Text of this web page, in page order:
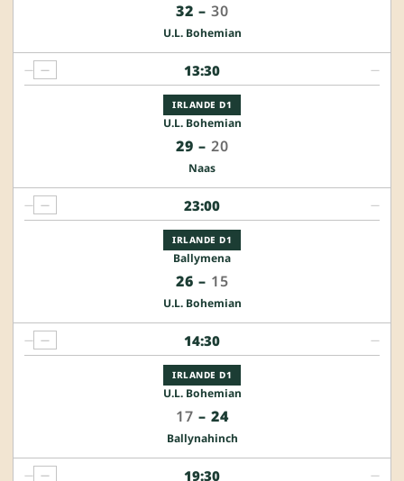
32 – 30
U.L. Bohemian
13:30
IRLANDE D1
U.L. Bohemian
29 – 20
Naas
— — —
23:00
IRLANDE D1
Ballymena
26 – 15
U.L. Bohemian
— — —
14:30
IRLANDE D1
U.L. Bohemian
17 – 24
Ballynahinch
— — —
19:30
— — —